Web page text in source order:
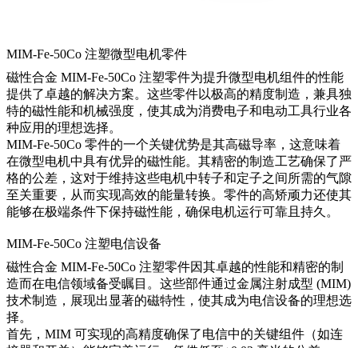
MIM-Fe-50Co 注塑微型电机零件
磁性合金 MIM-Fe-50Co 注塑零件为提升微型电机组件的性能
提供了卓越的解决方案。这些零件以极高的精度制造，兼具独
特的磁性能和机械强度，使其成为消费电子和电动工具行业各
种应用的理想选择。
MIM-Fe-50Co 零件的一个关键优势是其高磁导率，这意味着
在微型电机中具有优异的磁性能。其精密的制造工艺确保了严
格的公差，这对于维持这些电机中转子和定子之间所需的气隙
至关重要，从而实现高效的能量转换。零件的高矫顽力还使其
能够在极端条件下保持磁性能，确保电机运行可靠且持久。
MIM-Fe-50Co 注塑电信设备
磁性合金 MIM-Fe-50Co 注塑零件因其卓越的性能和精密的制
造而在电信领域备受瞩目。这些部件通过金属注射成型 (MIM)
技术制造，展现出显著的磁特性，使其成为电信设备的理想选
择。
首先，MIM 可实现的高精度确保了电信中的关键组件（如连